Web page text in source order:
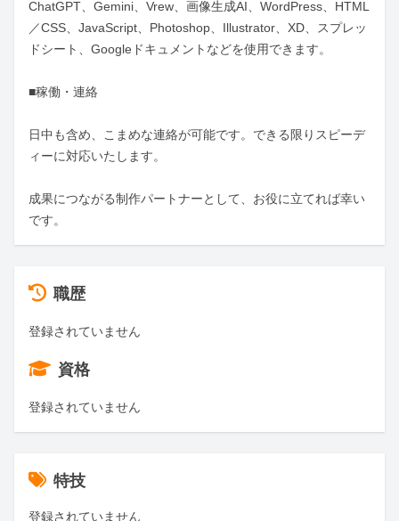
ChatGPT、Gemini、Vrew、画像生成AI、WordPress、HTML
／CSS、JavaScript、Photoshop、Illustrator、XD、スプレッ
ドシート、Googleドキュメントなどを使用できます。
■稼働・連絡
日中も含め、こまめな連絡が可能です。できる限りスピーデ
ィーに対応いたします。
成果につながる制作パートナーとして、お役に立てれば幸い
です。
職歴
登録されていません
資格
登録されていません
特技
登録されていません